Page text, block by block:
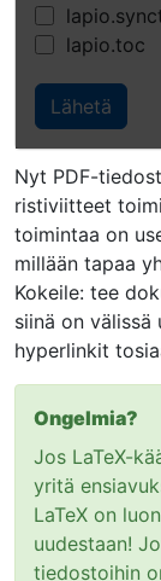
lapio.toc
Nyt PDF-
ristiviitteet
toimintaa on
millään tapaa
Kokeile: tee
siinä on välissä
hyperlinkit
Ongelmia?
Jos LaTeX-
yritä
LaTeX on
uudestaan!
tiedostoihin